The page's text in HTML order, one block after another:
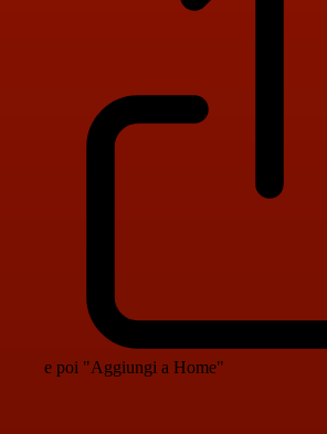
e poi "Aggiungi a Home"